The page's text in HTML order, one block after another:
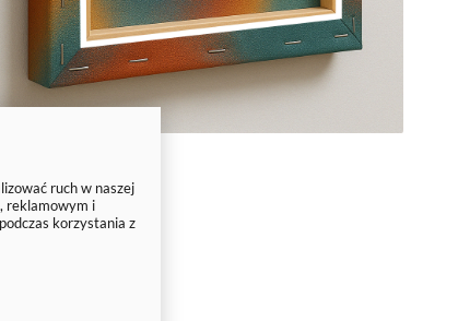
ruch w naszej
reklamowym i
korzystania z